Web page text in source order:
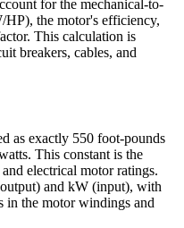
for the mechanical-to-
HP), the motor's efficiency,
This calculation is
breakers, cables, and
as exactly 550 foot-pounds
This constant is the
electrical motor ratings.
and kW (input), with
in the motor windings and